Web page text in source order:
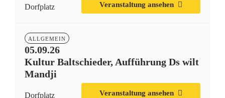
Dorfplatz Veranstaltung ansehen
05.09.26
ALLGEMEIN
Kultur Baltschieder, Aufführung Ds wilt
Mandji
Dorfplatz Veranstaltung ansehen